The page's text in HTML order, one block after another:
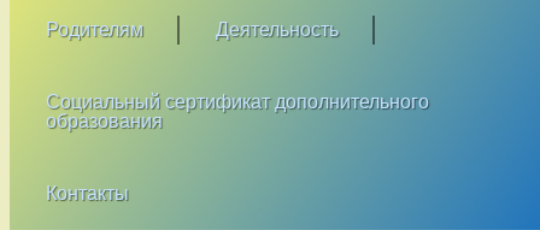
Родителям Деятельность
Социальный сертификат дополнительного
образования
Контакты